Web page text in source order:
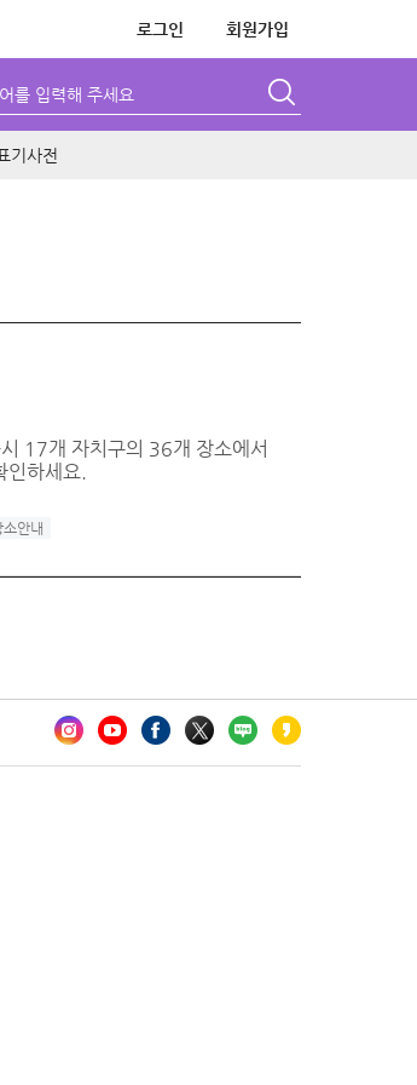
로그인 회원가입
를 입력해 주세요
기사전
17개 자치구의 36개 장소에서
하세요.
소안내